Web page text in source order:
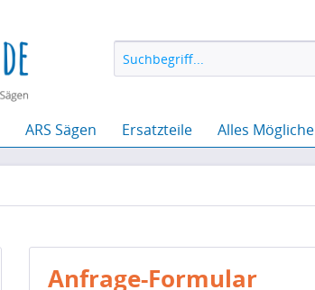
ARS Sägen Ersatzteile Alles Mögliche
Anfrage-Formular